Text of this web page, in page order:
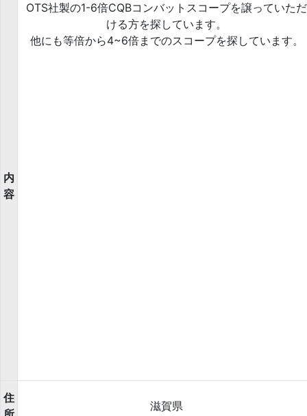
内
容
OTS社製の1-6倍CQBコンバットスコープを譲っていただ
ける方を探しています。
他にも等倍から4~6倍までのスコープを探しています。
住
滋賀県